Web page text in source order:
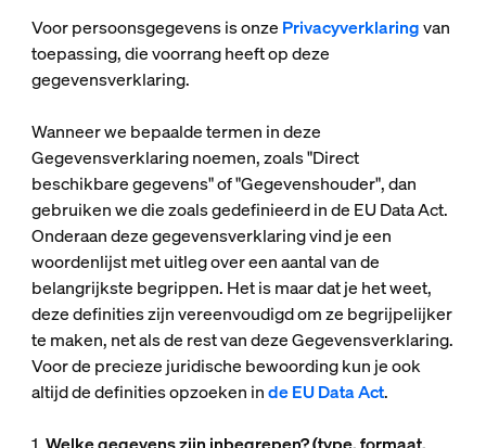
Voor persoonsgegevens is onze Privacyverklaringvan
toepassing, die voorrang heeft op deze
gegevensverklaring.
Wanneer we bepaalde termen in deze
Gegevensverklaring noemen, zoals "Direct
beschikbare gegevens" of "Gegevenshouder", dan
gebruiken we die zoals gedefinieerd in de EU Data Act.
Onderaan deze gegevensverklaring vind je een
woordenlijst met uitleg over een aantal van de
belangrijkste begrippen. Het is maar dat je het weet,
deze definities zijn vereenvoudigd om ze begrijpelijker
te maken, net als de rest van deze Gegevensverklaring.
Voor de precieze juridische bewoording kun je ook
altijd de definities opzoeken inde EU Data Act.